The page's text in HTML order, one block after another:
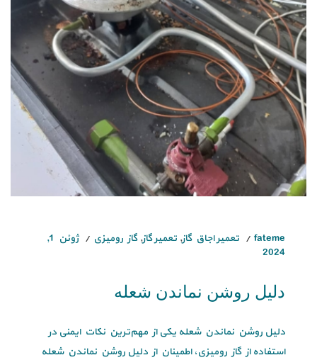
fateme تعمیر اجاق گاز, تعمیر گاز,گاز رومیزی
ژوئن 1,
2024
دلیل روشن نماندن شعله
دلیل روشن نماندن شعله یکی از مهم‌ترین نکات ایمنی در
استفاده از گاز رومیزی، اطمینان از دلیل روشن نماندن شعله